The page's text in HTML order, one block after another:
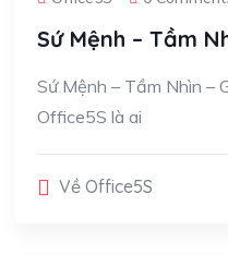
Sứ Mệnh – Tầm
Sứ Mệnh – Tầm Nhìn –
Office5S là ai
Về Office5S